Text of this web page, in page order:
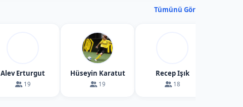
Tümünü Gör
Alev Erturgut
19
Hüseyin Karatut
19
Recep Işık
18